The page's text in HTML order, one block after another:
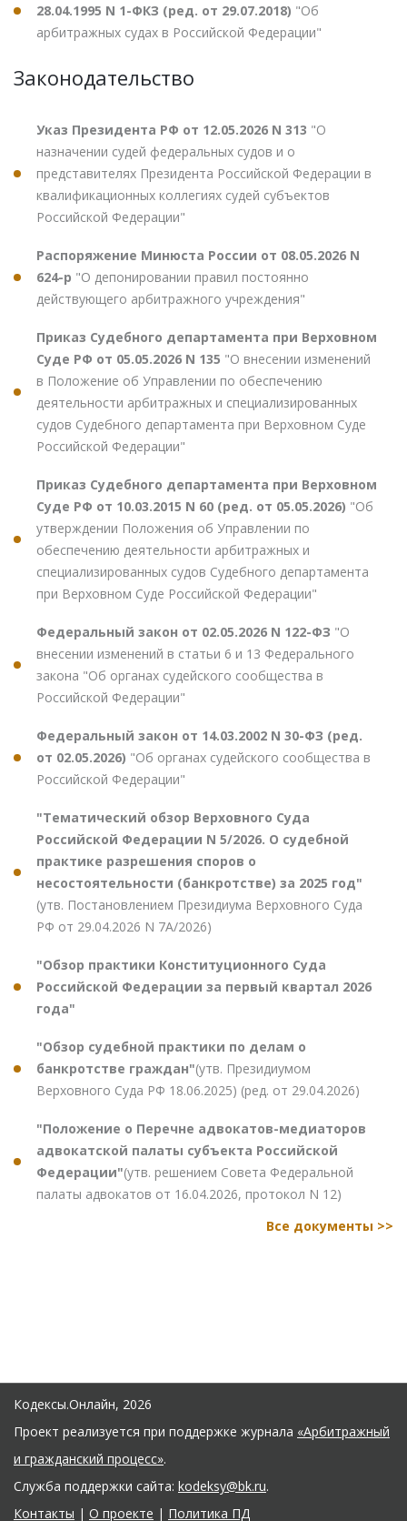
28.04.1995 N 1-ФКЗ (ред. от 29.07.2018) "Об
арбитражных судах в Российской Федерации"
Законодательство
Указ Президента РФ от 12.05.2026 N 313 "О
назначении судей федеральных судов и о
представителях Президента Российской Федерации в
квалификационных коллегиях судей субъектов
Российской Федерации"
Распоряжение Минюста России от 08.05.2026 N
624-р "О депонировании правил постоянно
действующего арбитражного учреждения"
Приказ Судебного департамента при Верховном
Суде РФ от 05.05.2026 N 135 "О внесении изменений
в Положение об Управлении по обеспечению
деятельности арбитражных и специализированных
судов Судебного департамента при Верховном Суде
Российской Федерации"
Приказ Судебного департамента при Верховном
Суде РФ от 10.03.2015 N 60 (ред. от 05.05.2026) "Об
утверждении Положения об Управлении по
обеспечению деятельности арбитражных и
специализированных судов Судебного департамента
при Верховном Суде Российской Федерации"
Федеральный закон от 02.05.2026 N 122-ФЗ "О
внесении изменений в статьи 6 и 13 Федерального
закона "Об органах судейского сообщества в
Российской Федерации"
Федеральный закон от 14.03.2002 N 30-ФЗ (ред.
от 02.05.2026) "Об органах судейского сообщества в
Российской Федерации"
"Тематический обзор Верховного Суда
Российской Федерации N 5/2026. О судебной
практике разрешения споров о
несостоятельности (банкротстве) за 2025 год"
(утв. Постановлением Президиума Верховного Суда
РФ от 29.04.2026 N 7А/2026)
"Обзор практики Конституционного Суда
Российской Федерации за первый квартал 2026
года"
"Обзор судебной практики по делам о
банкротстве граждан"(утв. Президиумом
Верховного Суда РФ 18.06.2025) (ред. от 29.04.2026)
"Положение о Перечне адвокатов-медиаторов
адвокатской палаты субъекта Российской
Федерации"(утв. решением Совета Федеральной
палаты адвокатов от 16.04.2026, протокол N 12)
Все документы >>
Кодексы.Онлайн, 2026
Проект реализуется при поддержке журнала «Арбитражный
и гражданский процесс».
Служба поддержки сайта: kodeksy@bk.ru.
Контакты | О проекте | Политика ПД